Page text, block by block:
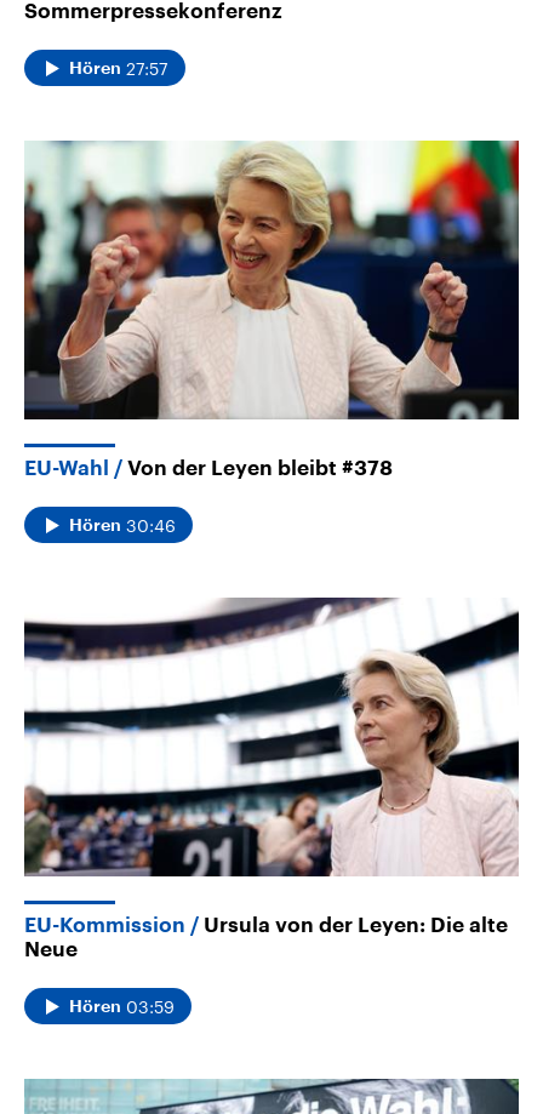
Sommerpressekonferenz
Hören 27:57
EU-Wahl Von der Leyen bleibt #378
Hören 30:46
EU-Kommission
Ursula von der Leyen: Die alte
Neue
Hören 03:59